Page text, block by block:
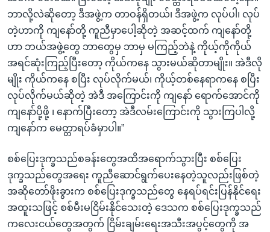
ဘာလို့လဲဆိုတော့ ဒီအဖွဲ့က တာဝန်ရှိတယ်၊ ဒီအဖွဲ့က လုပ်ပါ၊ လုပ်
တဲ့ဟာကို ကျနော်တို့ ကူညီမှာပေါ့ဆိုတဲ့ အဆင့်ထက် ကျနော်တို့
ဟာ ဘယ်အဖွဲ့တွေ ဘာတွေမှ ဘာမှ မကြည့်ဘဲနဲ့ ကိုယ့်ကိုကိုယ်
အရင်ဆုံးကြည့်ပြီးတော့ ကိုယ်ကနေ သွားမယ်ဆိုတာမျိုး။ အဲဒီလို
မျိုး ကိုယ်ကနေ စပြီး လုပ်လိုက်မယ်၊ ကိုယ့်တစ်နေရာကနေ စပြီး
လုပ်လိုက်မယ်ဆိုတဲ့ အဲဒီ အကြောင်းကို ကျနော် ရောက်အောင်ကို
ကျနော်ပို့ဖို့ ၊ နောက်ပြီးတော့ အဲဒီလမ်းကြောင်းကို သွားကြပါလို့
ကျနော်က မေတ္တာရပ်ခံမှာပါ။”
စစ်ပြေးဒုက္ခသည်စခန်းတွေအထိအရောက်သွားပြီး စစ်ပြေး
ဒုက္ခသည်တွေအရေး ကူညီဆောင်ရွက်ပေးနေတဲ့သူလည်းဖြစ်တဲ့
အဆိုတော်ဖိုးခွားက စစ်ပြေးဒုက္ခသည်တွေ နေရပ်ရင်းပြန်နိုင်ရေး
အထူးသဖြင့် စစ်မီးမငြိမ်းနိုင်သေးတဲ့ ဒေသက စစ်ပြေးဒုက္ခသည်
ကလေးငယ်တွေအတွက် ငြိမ်းချမ်းရေးအသီးအပွင့်တွေကို အ